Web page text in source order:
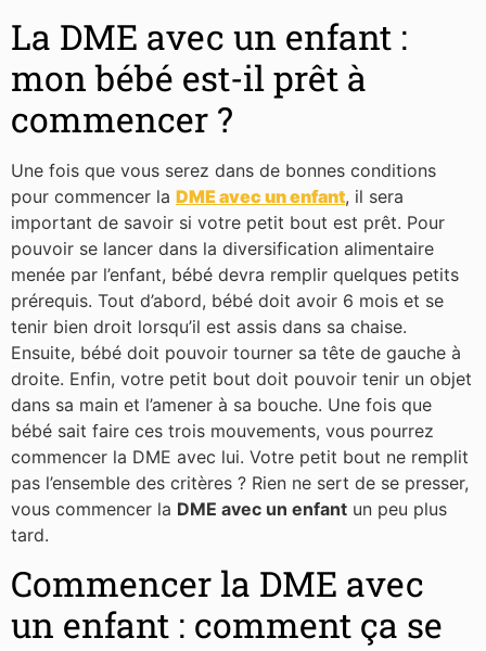
La DME avec un enfant :
mon bébé est-il prêt à
commencer ?
Une fois que vous serez dans de bonnes conditions
pour commencer la DME avec un enfant, il sera
important de savoir si votre petit bout est prêt. Pour
pouvoir se lancer dans la diversification alimentaire
menée par l’enfant, bébé devra remplir quelques petits
prérequis. Tout d’abord, bébé doit avoir 6 mois et se
tenir bien droit lorsqu’il est assis dans sa chaise.
Ensuite, bébé doit pouvoir tourner sa tête de gauche à
droite. Enfin, votre petit bout doit pouvoir tenir un objet
dans sa main et l’amener à sa bouche. Une fois que
bébé sait faire ces trois mouvements, vous pourrez
commencer la DME avec lui. Votre petit bout ne remplit
pas l’ensemble des critères ? Rien ne sert de se presser,
vous commencer la DME avec un enfant un peu plus
tard.
Commencer la DME avec
un enfant : comment ça se